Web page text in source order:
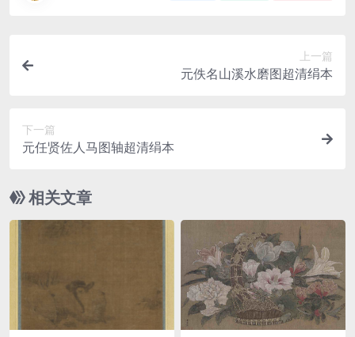
上一篇
元佚名山溪水磨图超清绢本
下一篇
元任贤佐人马图轴超清绢本
相关文章